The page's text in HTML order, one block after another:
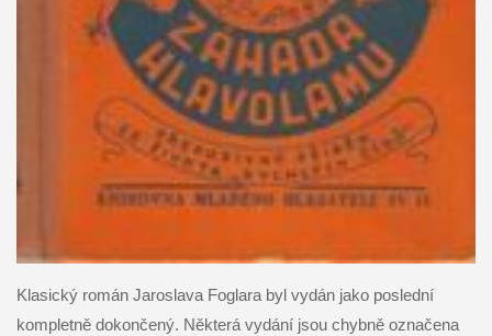
Klasický román Jaroslava Foglara byl vydán jako poslední
kompletně dokončený. Některá vydání jsou chybně označena